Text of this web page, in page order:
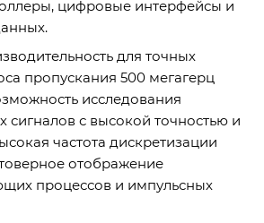
цифровые интерфейсы и
для точных
пропускания 500 мегагерц
исследования
сигналов с высокой точностью и
частота дискретизации
отображение
процессов и импульсных